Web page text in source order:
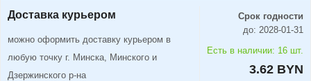
Доставка курьером
можно оформить доставку курьером в
любую точку г. Минска, Минского и
Дзержинского р-на
Срок годности
до: 2028-01-31
Есть в наличии: 16 шт.
3.62 BYN